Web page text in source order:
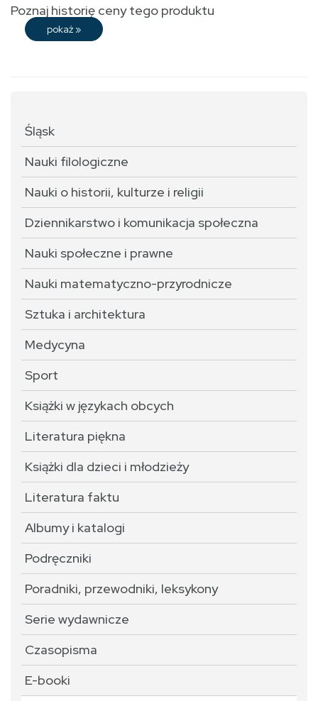
Poznaj historię ceny tego produktu
pokaż »
Śląsk
Nauki filologiczne
Nauki o historii, kulturze i religii
Dziennikarstwo i komunikacja społeczna
Nauki społeczne i prawne
Nauki matematyczno-przyrodnicze
Sztuka i architektura
Medycyna
Sport
Książki w językach obcych
Literatura piękna
Książki dla dzieci i młodzieży
Literatura faktu
Albumy i katalogi
Podręczniki
Poradniki, przewodniki, leksykony
Serie wydawnicze
Czasopisma
E-booki